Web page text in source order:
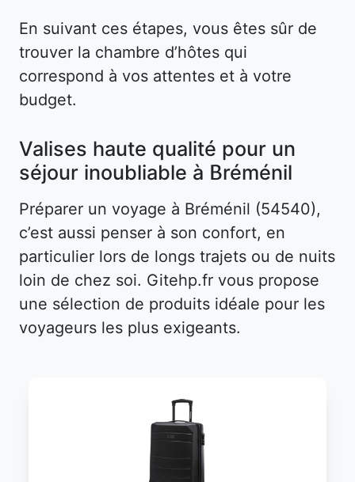
En suivant ces étapes, vous êtes sûr de
trouver la chambre d’hôtes qui
correspond à vos attentes et à votre
budget.
Valises haute qualité pour un
séjour inoubliable à Bréménil
Préparer un voyage à Bréménil (54540),
c’est aussi penser à son confort, en
particulier lors de longs trajets ou de nuits
loin de chez soi. Gitehp.fr vous propose
une sélection de produits idéale pour les
voyageurs les plus exigeants.